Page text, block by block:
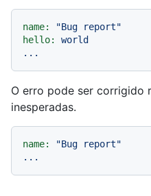
name:
"Bug report"
hello:
world
...
O erro pode ser corrigido
inesperadas.
name:
"Bug report"
...